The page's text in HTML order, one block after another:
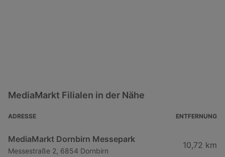
MediaMarkt Filialen in der Nähe
ADRESSE ENTFERNUNG
MediaMarkt Dornbirn Messepark
Messestraße 2, 6854 Dornbirn
10,72 km